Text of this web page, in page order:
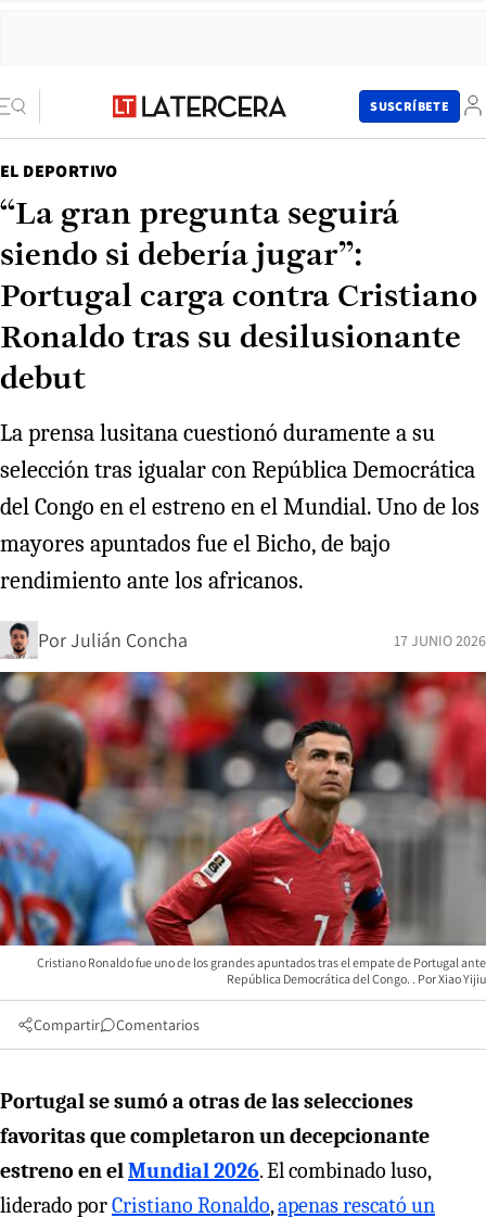
SUSCRÍBETE
EL DEPORTIVO
“La gran pregunta seguirá
siendo si debería jugar”:
Portugal carga contra Cristiano
Ronaldo tras su desilusionante
debut
La prensa lusitana cuestionó duramente a su
selección tras igualar con República Democrática
del Congo en el estreno en el Mundial. Uno de los
mayores apuntados fue el Bicho, de bajo
rendimiento ante los africanos.
PorJulián Concha 17 JUNIO 2026
Cristiano Ronaldo fue uno de los grandes apuntados tras el empate de Portugal ante
República Democrática del Congo.
Xiao Yijiu
Compartir Comentarios
Portugal se sumó a otras de las selecciones
favoritas que completaron un decepcionante
estreno en elMundial 2026. El combinado luso,
liderado porCristiano Ronaldo,apenas rescató un